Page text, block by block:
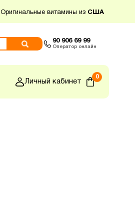
Оригинальные витамины из США
90 906 69 99
Оператор онлайн
Личный кабинет
0